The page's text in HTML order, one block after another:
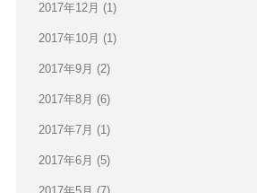
2017年12月 (1)
2017年10月 (1)
2017年9月 (2)
2017年8月 (6)
2017年7月 (1)
2017年6月 (5)